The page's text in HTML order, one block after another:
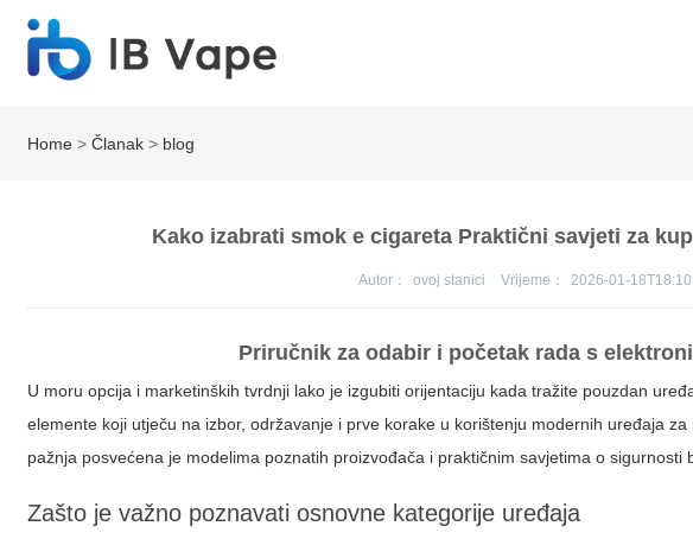
Home >Članak > blog
Kako izabrati smok e cigareta Praktični savjeti za
Autor： ovoj stanici Vrijeme： 2026-01-
Priručnik za odabir i početak rada s
U moru opcija i marketinških tvrdnji lako je izgubiti orijentaciju kada tražite pouzdan
elemente koji utječu na izbor, održavanje i prve korake u korištenju modernih uređaja
pažnja posvećena je modelima poznatih proizvođača i praktičnim savjetima o sigurnosti
Zašto je važno poznavati osnovne kategorije uređaja